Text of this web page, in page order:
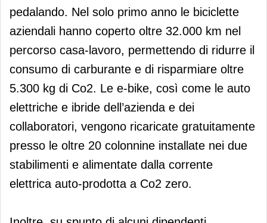
pedalando. Nel solo primo anno le biciclette
aziendali hanno coperto oltre 32.000 km nel
percorso casa-lavoro, permettendo di ridurre il
consumo di carburante e di risparmiare oltre
5.300 kg di Co2. Le e-bike, così come le auto
elettriche e ibride dell’azienda e dei
collaboratori, vengono ricaricate gratuitamente
presso le oltre 20 colonnine installate nei due
stabilimenti e alimentate dalla corrente
elettrica auto-prodotta a Co2 zero.